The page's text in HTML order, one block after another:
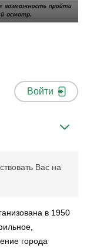
Войти
Вас на
в 1950
города